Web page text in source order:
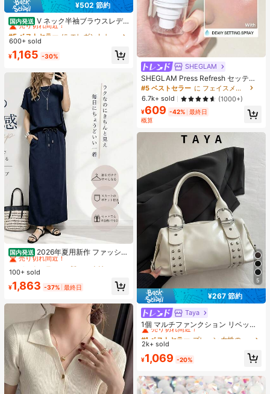
¥502 節約
国内発送 V ネック半袖ブラウスレデ
ィース 前タックロールスリーブパー
ルボタンドレープゆったり肉隠しオ
フィス万能シフォントップス
#5 ベストセラー
に エレガント レディーストップス
売り切れ間近！
#5 ベストセラー
売り切れ間近！
#5 ベストセラー
売り切れ間近！
#5 ベストセラー
に エレガント レディーストップス
600+ sold
¥1,165 -30%
国内発送 2026年夏用新作 ファッショ
ンでカジュアルなセット、女性向け
ゆったりとしたシルエットのスリム
効果のある2点セット、純色。外出や
遊びにぴったり
#6 ベストセラー
に 新しい 女性用ツーピース衣装
売り切れ間近！
#6 ベストセラー
売り切れ間近！
#6 ベストセラー
売り切れ間近！
#6 ベストセラー
100+ sold
¥1,863 -37% 最終日
SHEGLAM
SHEGLAM Press Refresh セッティ
ングスプレー 女性と女の子のための
ブランドビューティーコスメメイク
アップ
#5 ベストセラー
に フェイスメイク
6.7k+ sold
(1000+)
¥609 -42% 最終日
概算
5
¥267 節約
Taya
1個 マルチファンクション リベット
ハンドバッグ、ビンテージバイクス
タイル リベットデコレーション PU
ック アンダーアームバッグ、仕事、
通勤、デート、パーティー、音楽フ
ェスに適しています
#1 ベストセラー
売り切れ間近！
#1 ベストセラー
売り切れ間近！
#1 ベストセラー
売り切れ間近！
#1 ベストセラー
売り切れ間近！
2k+ sold
¥1,069 -20%